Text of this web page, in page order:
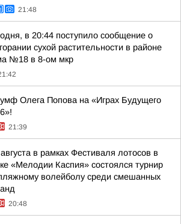
21:48
в 20:44 поступило сообщение о
сухой растительности в районе
№18 в 8-ом мкр
Олега Попова на «Играх Будущего
21:39
в рамках Фестиваля лотосов в
«Мелодии Каспия» состоялся турнир
волейболу среди смешанных
20:48